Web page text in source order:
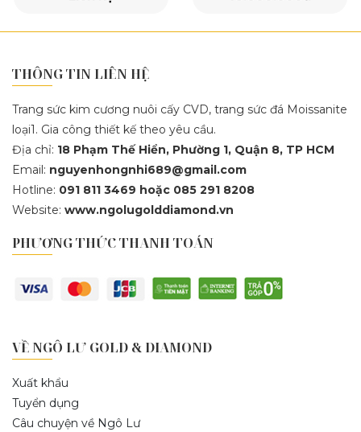
THÔNG TIN LIÊN HỆ
Trang sức kim cương nuôi cấy CVD, trang sức đá Moissanite
loại1. Gia công thiết kế theo yêu cầu.
Địa chỉ: 18 Phạm Thế Hiển, Phường 1, Quận 8, TP HCM
Email: nguyenhongnhi689@gmail.com
Hotline: 091 811 3469 hoặc 085 291 8208
Website: www.ngolugolddiamond.vn
PHƯƠNG THỨC THANH TOÁN
VỀ NGÔ LƯ GOLD & DIAMOND
Xuất khẩu
Tuyển dụng
Câu chuyện về Ngô Lư